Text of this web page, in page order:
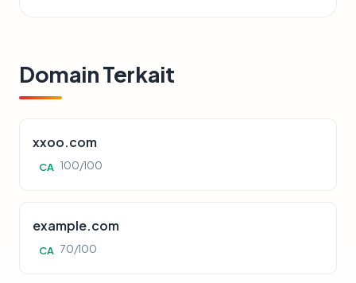
Domain Terkait
xxoo.com
CA 100/100
example.com
CA 70/100